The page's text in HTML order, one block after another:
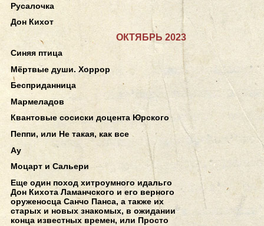
Русалочка
Дон Кихот
ОКТЯБРЬ 2023
Синяя птица
Мёртвые души. Хоррор
Бесприданница
Мармеладов
Квантовые сосиски доцента Юрского
Пеппи, или Не такая, как все
Ау
Моцарт и Сальери
Еще один поход хитроумного идальго
Дон Кихота Ламанчского и его верного
оруженосца Санчо Панса, а также их
старых и новых знакомых, в ожидании
конца известных времен, или Просто